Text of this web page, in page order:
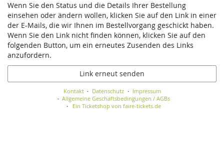
Wenn Sie den Status und die Details Ihrer Bestellung
einsehen oder ändern wollen, klicken Sie auf den Link in einer
der E-Mails, die wir Ihnen im Bestellvorgang geschickt haben.
Wenn Sie den Link nicht finden können, klicken Sie auf den
folgenden Button, um ein erneutes Zusenden des Links
anzufordern.
Link erneut senden
Kontakt Datenschutz
Impressum
Allgemeine Geschäftsbedingungen / AGBs
Ein Ticketshop von faire-tickets.de